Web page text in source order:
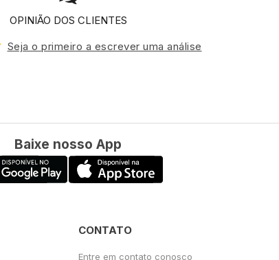
OPINIÃO DOS CLIENTES
Seja o primeiro a escrever uma análise
Baixe nosso App
CONTATO
Entre em contato conosco